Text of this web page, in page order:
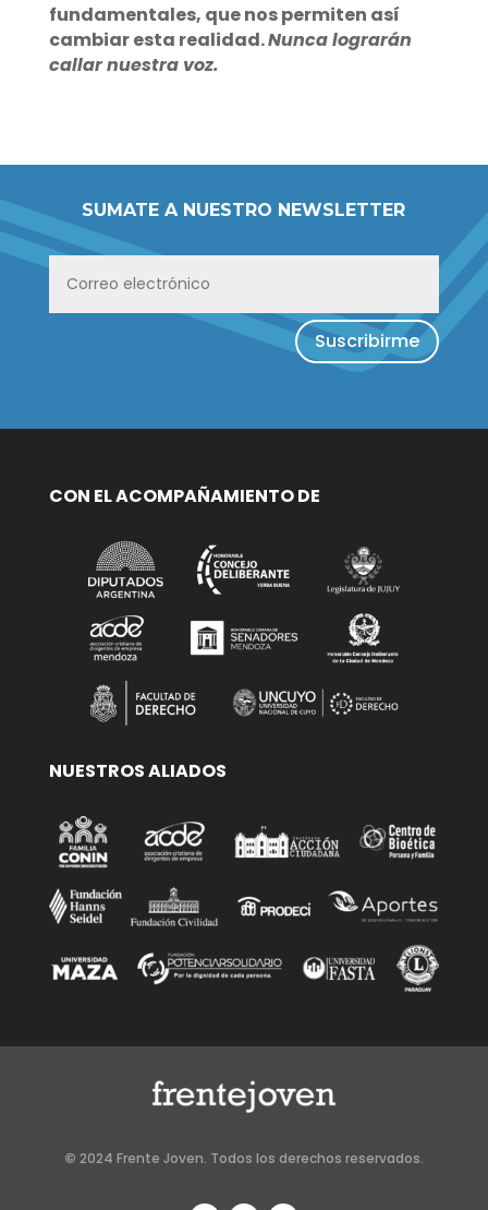
fundamentales, que nos permiten así
cambiar esta realidad.Nunca lograrán
callar nuestra voz.
SUMATE A NUESTRO NEWSLETTER
Suscribirme
CON EL ACOMPAÑAMIENTO DE
NUESTROS ALIADOS
© 2024 Frente Joven. Todos los derechos reservados.